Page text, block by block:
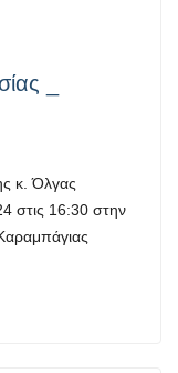
_
κ. Όλγας
στις 16:30 στην